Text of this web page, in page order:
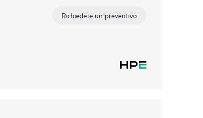
Richiedete un preventivo